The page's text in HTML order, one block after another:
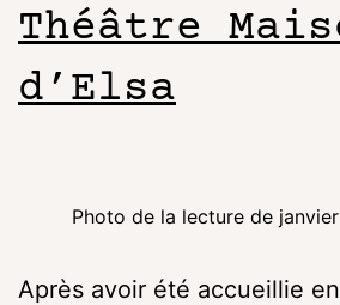
Théâtre
d’Elsa
Photo de la lecture de
Après avoir été accueillie